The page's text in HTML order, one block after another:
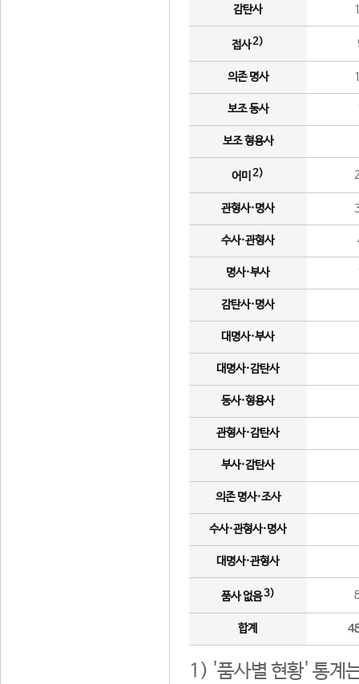
감탄사
접사2)
의존 명사
보조 동사
보조 형용사
어미 2)
관형사·명사
수사·관형사
명사·부사
감탄사·명사
대명사·부사
대명사·감탄사
동사·형용사
관형사·감탄사
부사·감탄사
의존 명사·조사
수사·관형사·명사
대명사·관형사
품사 없음3)
합계
1) '품사별 현황' 통계